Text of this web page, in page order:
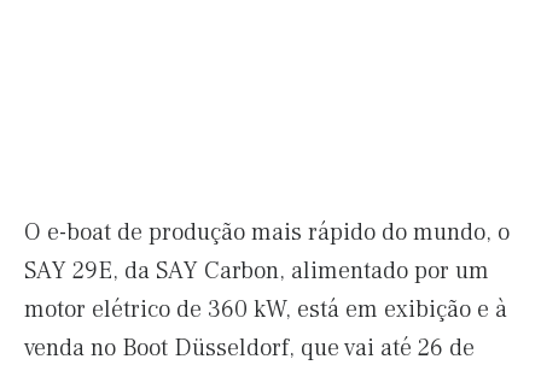
O e-boat de produção mais rápido do mundo, o
SAY 29E, da SAY Carbon, alimentado por um
motor elétrico de 360 ​​kW, está em exibição e à
venda no Boot Düsseldorf, que vai até 26 de